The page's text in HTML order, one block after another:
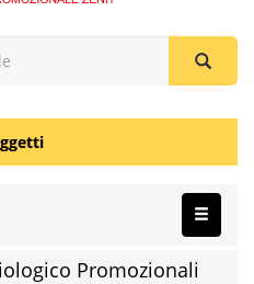
Promozionali